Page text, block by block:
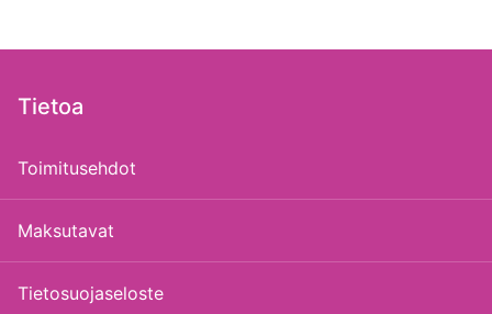
Tietoa
Toimitusehdot
Maksutavat
Tietosuojaseloste